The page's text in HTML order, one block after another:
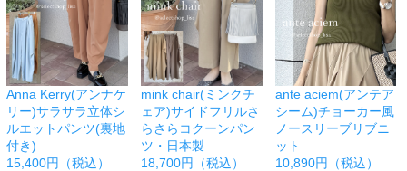
Anna Kerry(アンナケ
リー)サラサラ立体シ
ルエットパンツ(裏地
付き)
15,400円（税込）
mink chair(ミンクチ
ェア)サイドフリルさ
らさらコクーンパン
ツ・日本製
18,700円（税込）
ante aciem(アンテア
シーム)チョーカー風
ノースリーブリブニ
ット
10,890円（税込）